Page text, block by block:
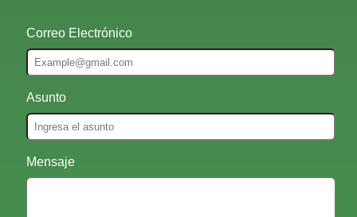
Correo Electrónico
Asunto
Mensaje